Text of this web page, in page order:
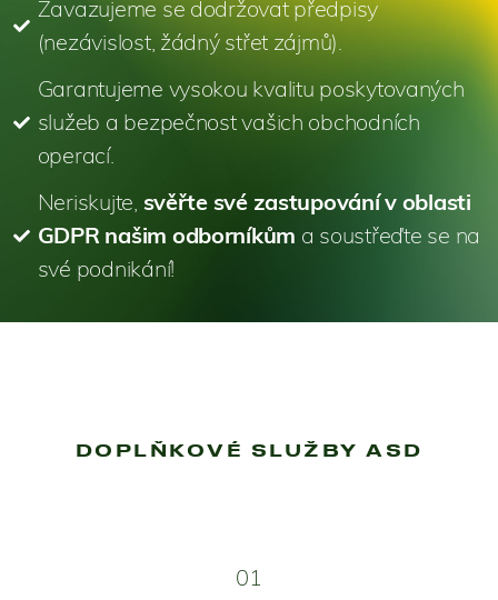
Zavazujeme se dodržovat předpisy
(nezávislost, žádný střet zájmů).
Garantujeme vysokou kvalitu poskytovaných
služeb a bezpečnost vašich obchodních
operací.
Neriskujte, svěřte své zastupování v oblasti
GDPR našim odborníkům a soustřeďte se na
své podnikání!
DOPLŇKOVÉ SLUŽBY ASD
01